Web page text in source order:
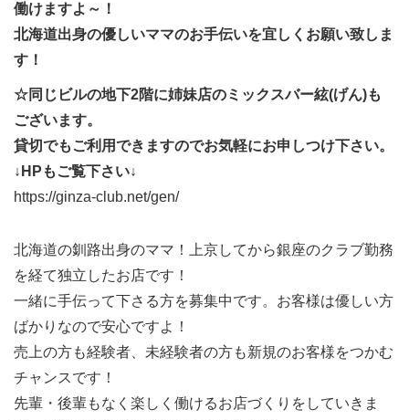
働けますよ～！
北海道出身の優しいママのお手伝いを宜しくお願い致しま
す！
☆同じビルの地下2階に姉妹店のミックスバー絃(げん)も
ございます。
貸切でもご利用できますのでお気軽にお申しつけ下さい。
↓HPもご覧下さい↓
https://ginza-club.net/gen/
北海道の釧路出身のママ！上京してから銀座のクラブ勤務
を経て独立したお店です！
一緒に手伝って下さる方を募集中です。お客様は優しい方
ばかりなので安心ですよ！
売上の方も経験者、未経験者の方も新規のお客様をつかむ
チャンスです！
先輩・後輩もなく楽しく働けるお店づくりをしていきま